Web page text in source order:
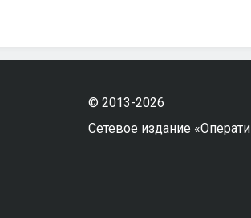
© 2013-2026
Сетевое издание